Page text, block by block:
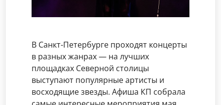
В Санкт-Петербурге проходят концерты
в разных жанрах — на лучших
площадках Северной столицы
выступают популярные артисты и
восходящие звезды. Афиша КП собрала